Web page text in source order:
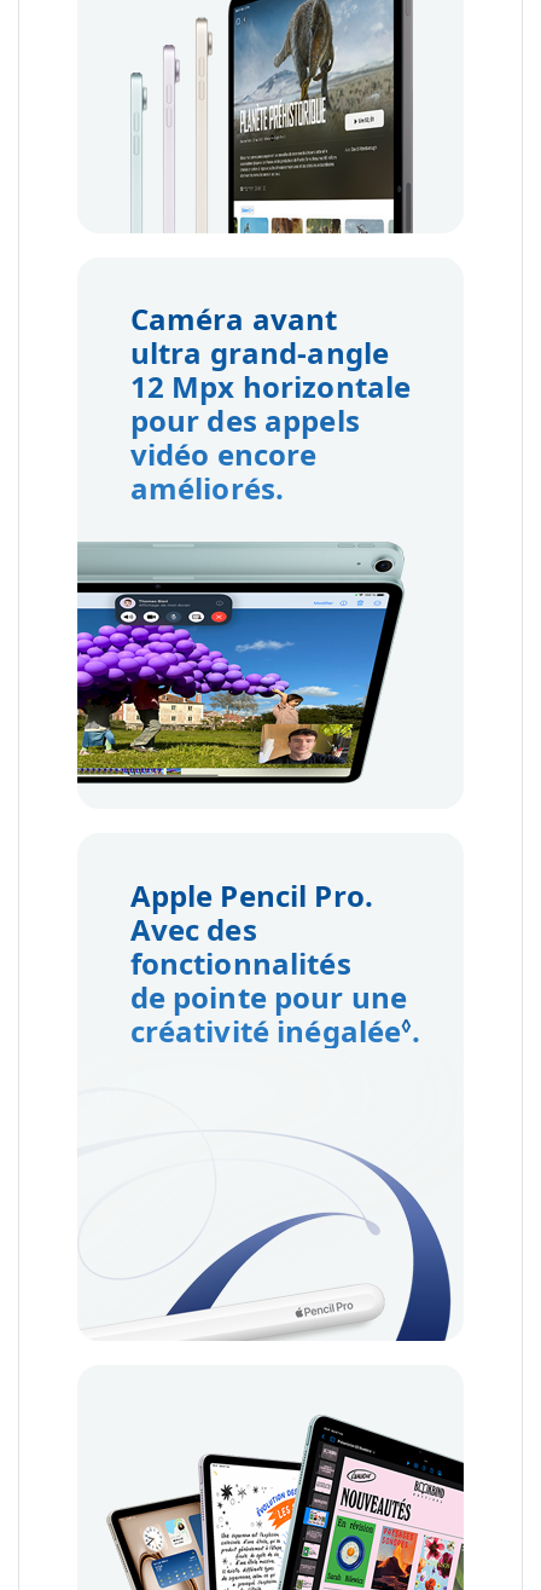
Caméra avant
ultra grand-angle
12 Mpx horizontale
pour des appels
vidéo encore
améliorés.
Apple Pencil Pro.
Avec des
fonctionnalités
de pointe pour une
créativité inégalée◊Renvoi
.